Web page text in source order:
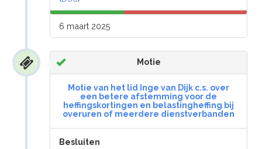
6 maart 2025
Motie
Motie van het lid Inge van Dijk c.s. over
een betere afstemming voor de
heffingskortingen en belastingheffing bij
overuren of meerdere dienstverbanden
Besluiten